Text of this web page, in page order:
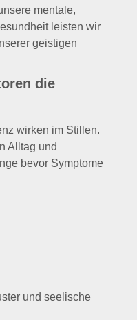
mentale,
leisten wir
geistigen
die
wirken im Stillen.
Alltag und
bevor Symptome
und seelische